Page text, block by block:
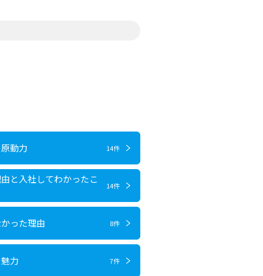
動力 14件
と入社してわかったこ
14件
った理由 8件
力 7件